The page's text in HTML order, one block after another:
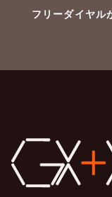
フリーダイヤル